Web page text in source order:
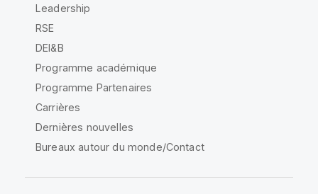
Leadership
RSE
DEI&B
Programme académique
Programme Partenaires
Carrières
Dernières nouvelles
Bureaux autour du monde/Contact